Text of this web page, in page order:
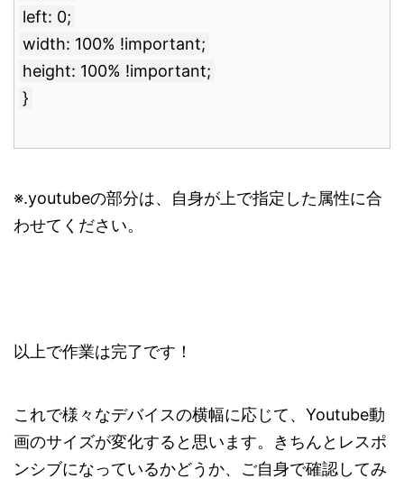
left: 0;
width: 100% !important;
height: 100% !important;
}
※.youtubeの部分は、自身が上で指定した属性に合
わせてください。
以上で作業は完了です！
これで様々なデバイスの横幅に応じて、Youtube動
画のサイズが変化すると思います。きちんとレスポ
ンシブになっているかどうか、ご自身で確認してみ